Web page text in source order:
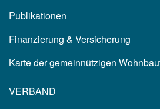
Publikationen
Finanzierung & Versicherung
Karte der gemeinnützigen
VERBAND